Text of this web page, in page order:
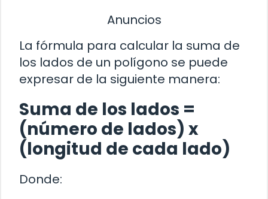
Anuncios
La fórmula para calcular la suma de
los lados de un polígono se puede
expresar de la siguiente manera:
Suma de los lados =
(número de lados) x
(longitud de cada lado)
Donde: